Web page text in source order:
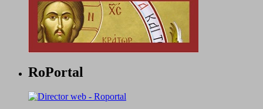
RoPortal